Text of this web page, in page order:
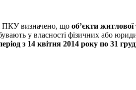
ПКУ визначено, що об’єкти
у власності фізичних або
з 14 квітня 2014 року по 31